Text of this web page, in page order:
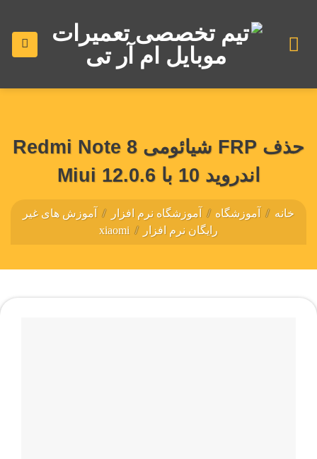
محتوا
حذف FRP شیائومی Redmi Note 8
اندروید 10 با Miui 12.0.6
خانه / آموزشگاه / آموزشگاه نرم افزار / آموزش های غیر
رایگان نرم افزار
/
xiaomi